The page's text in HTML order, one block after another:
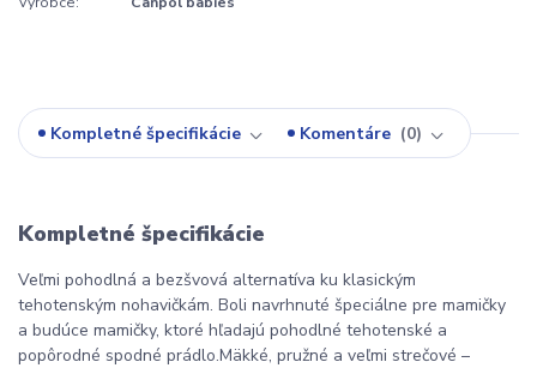
Kompletné špecifikácie Komentáre 0
Kompletné špecifikácie
Veľmi pohodlná a bezšvová alternatíva ku klasickým
tehotenským nohavičkám. Boli navrhnuté špeciálne pre mamičky
a budúce mamičky, ktoré hľadajú pohodlné tehotenské a
popôrodné spodné prádlo.Mäkké, pružné a veľmi strečové –